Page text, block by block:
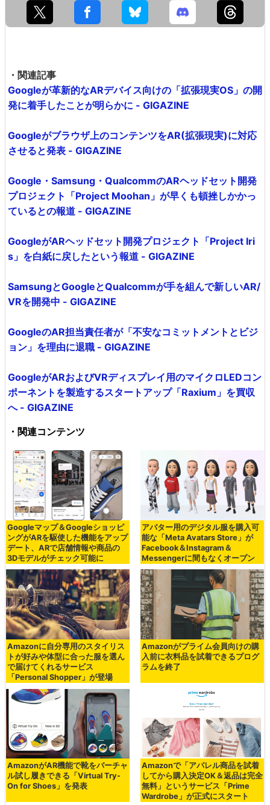
・関連記事
Googleが革新的なARデバイス向けの「拡張現実OS」の開
発に着手したことが明らかに - GIGAZINE
Googleがブラウザ上のコンテンツをAR(拡張現実)に対応
させると発表 - GIGAZINE
Google・Samsung・QualcommのARヘッドセット開発
プロジェクト「Project Moohan」が早くも頓挫しかかっ
ているとの報道 - GIGAZINE
GoogleがARヘッドセット開発プロジェクト「Project Iri
s」を白紙に戻したという報道 - GIGAZINE
SamsungとGoogleとQualcommが手を組んで新しいAR/
VRを開発中 - GIGAZINE
GoogleのAR担当責任者が「不安なコミットメントとビジ
ョン」を理由に退職 - GIGAZINE
GoogleがARおよびVRディスプレイ用のマイクロLEDコン
ポーネントを製造するスタートアップ「Raxium」を買収
へ - GIGAZINE
・関連コンテンツ
Googleマップ＆Googleショッピ
ングがARを駆使した機能をアップ
デート、ARで店舗情報や商品の
3Dモデルがチェック可能に
アバター用のデジタル服を購入可
能な「Meta Avatars Store」が
Facebook＆Instagram＆
Messengerに間もなくオープン
Amazonに自分専用のスタイリス
トが好みや体型に合った服を選ん
で届けてくれるサービス
「Personal Shopper」が登場
Amazonがプライム会員向けの購
入前に衣料品を試着できるプログ
ラムを終了
AmazonがAR機能で靴をバーチャ
ル試し履きできる「Virtual Try-
On for Shoes」を発表
Amazonで「アパレル商品を試着
してから購入決定OK＆返品は完全
無料」というサービス「Prime
Wardrobe」が正式にスタート